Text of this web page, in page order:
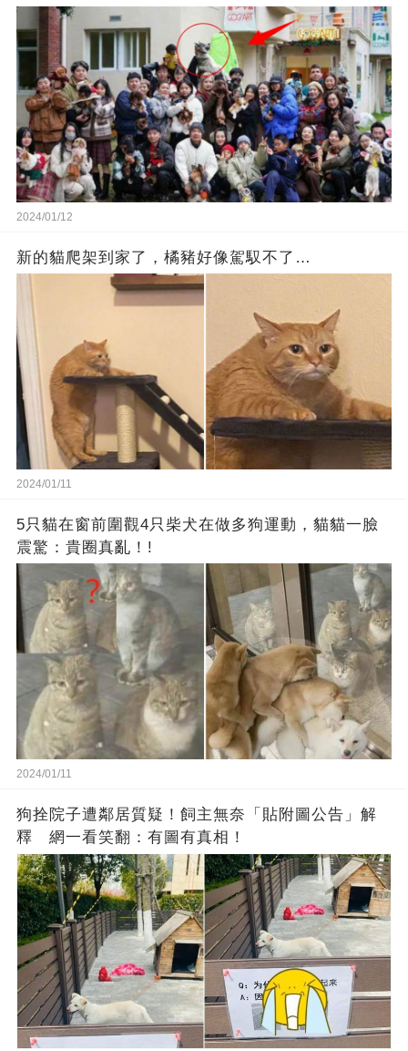
2024/01/12
新的貓爬架到家了，橘豬好像駕馭不了…
2024/01/11
5只貓在窗前圍觀4只柴犬在做多狗運動，貓貓一臉
震驚：貴圈真亂！!
2024/01/11
狗拴院子遭鄰居質疑！飼主無奈「貼附圖公告」解
釋 網一看笑翻：有圖有真相！